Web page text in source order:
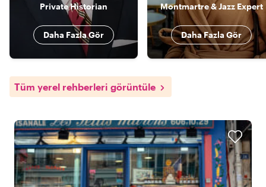
Private Historian
Daha Fazla Gör
Montmartre & Jazz Expert
Daha Fazla Gör
Tüm yerel rehberleri görüntüle